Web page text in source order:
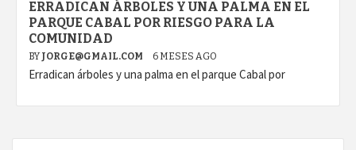
ERRADICAN ÁRBOLES Y UNA PALMA EN EL
PARQUE CABAL POR RIESGO PARA LA
COMUNIDAD
BY JORGE@GMAIL.COM 6 MESES AGO
Erradican árboles y una palma en el parque Cabal por